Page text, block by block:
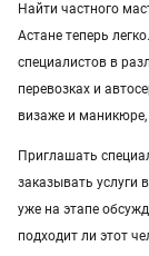
Услуги в
Услуги в
Услуги в
Найти частного
Астане теперь
специалистов в
перевозках и
визаже и маникюре,
Приглашать
заказывать услуги
уже на этапе
подходит ли этот